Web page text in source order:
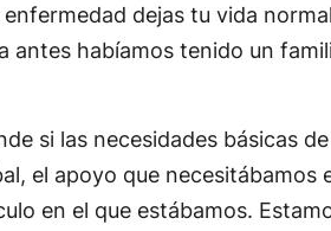
dejas tu vida
antes habíamos tenido un
si las necesidades básicas
el apoyo que necesitábamos
en el que estábamos.